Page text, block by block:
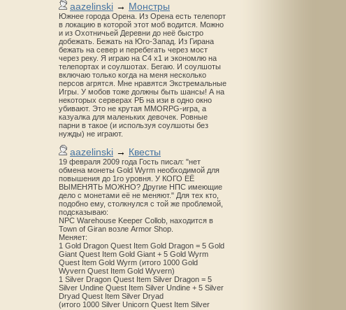
aazelinski → Монстры
Южнее города Орена. Из Орена есть телепорт
в локацию в которой этот моб водится. Можно
и из Охотничьей Деревни до неё быстро
добежать. Бежать на Юго-Запад. Из Гирана
бежать на север и перебегать через мост
через реку. Я играю на С4 х1 и экономлю на
телепортах и соулшотах. Бегаю. И соулшоты
включаю только когда на меня несколько
персов агрятся. Мне нравятся Экстремальные
Игры. У мобов тоже должны быть шансы! А на
некоторых серверах РБ на изи в одно окно
убивают. Это не крутая MMORPG-игра, а
казуалка для маленьких девочек. Ровные
парни в такое (и используя соулшоты без
нужды) не играют.
aazelinski → Квесты
19 февраля 2009 года Гость писал: "нет
обмена монеты Gold Wyrm необходимой для
повышения до 1го уровня. У КОГО ЕЁ
ВЫМЕНЯТЬ МОЖНО? Другие НПС имеющие
дело с монетами её не меняют." Для тех кто,
подобно ему, столкнулся с той же проблемой,
подсказываю:
NPC Warehouse Keeper Collob, находится в
Town of Giran возле Armor Shop.
Меняет:
1 Gold Dragon Quest Item Gold Dragon = 5 Gold
Giant Quest Item Gold Giant + 5 Gold Wyrm
Quest Item Gold Wyrm (итого 1000 Gold
Wyvern Quest Item Gold Wyvern)
1 Silver Dragon Quest Item Silver Dragon = 5
Silver Undine Quest Item Silver Undine + 5 Silver
Dryad Quest Item Silver Dryad
(итого 1000 Silver Unicorn Quest Item Silver